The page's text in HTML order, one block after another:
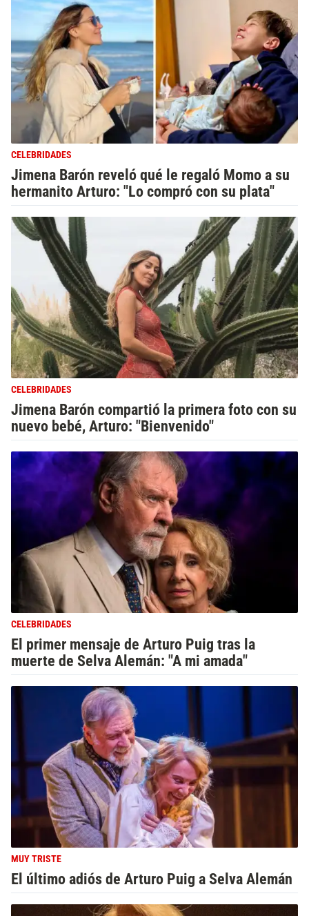
CELEBRIDADES
Jimena Barón reveló qué le regaló Momo a su
hermanito Arturo: "Lo compró con su plata"
CELEBRIDADES
Jimena Barón compartió la primera foto con su
nuevo bebé, Arturo: "Bienvenido"
CELEBRIDADES
El primer mensaje de Arturo Puig tras la
muerte de Selva Alemán: "A mi amada"
MUY TRISTE
El último adiós de Arturo Puig a Selva Alemán